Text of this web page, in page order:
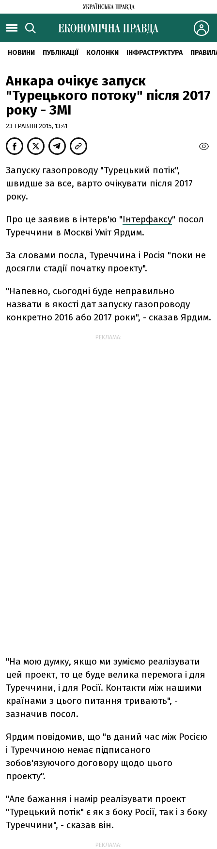
НОВИНИ ПУБЛІКАЦІЇ КОЛОНКИ ІНФРАСТРУКТУРА
Анкара очікує запуск
"Турецького потоку" після 2017
року - ЗМІ
23 ТРАВНЯ 2015, 13:41
Запуску газопроводу "Турецький потік",
швидше за все, варто очікувати після 2017
року.
Про це заявив в інтерв'ю "Інтерфаксу" посол
Туреччини в Москві Уміт Ярдим.
За словами посла, Туреччина і Росія "поки не
досягли стадії початку проекту".
"Напевно, сьогодні буде неправильно
назвати в якості дат запуску газопроводу
конкретно 2016 або 2017 роки", - сказав Ярдим.
РЕКЛАМА:
"На мою думку, якщо ми зуміємо реалізувати
цей проект, то це буде велика перемога і для
Туреччини, і для Росії. Контакти між нашими
країнами з цього питання тривають", -
зазначив посол.
Ярдим повідомив, що "в даний час між Росією
і Туреччиною немає підписаного
зобов'язуючого договору щодо цього
проекту".
"Але бажання і намір реалізувати проект
"Турецький потік" є як з боку Росії, так і з боку
Туреччини", - сказав він.
РЕКЛАМА: